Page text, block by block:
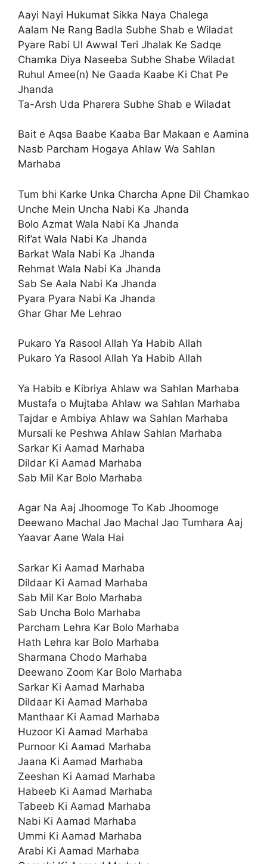
Aayi Nayi Hukumat Sikka Naya Chalega
Aalam Ne Rang Badla Subhe Shab e Wiladat
Pyare Rabi Ul Awwal Teri Jhalak Ke Sadqe
Chamka Diya Naseeba Subhe Shabe Wiladat
Ruhul Amee(n) Ne Gaada Kaabe Ki Chat Pe
Jhanda
Ta-Arsh Uda Pharera Subhe Shab e Wiladat
Bait e Aqsa Baabe Kaaba Bar Makaan e Aamina
Nasb Parcham Hogaya Ahlaw Wa Sahlan
Marhaba
Tum bhi Karke Unka Charcha Apne Dil Chamkao
Unche Mein Uncha Nabi Ka Jhanda
Bolo Azmat Wala Nabi Ka Jhanda
Rif’at Wala Nabi Ka Jhanda
Barkat Wala Nabi Ka Jhanda
Rehmat Wala Nabi Ka Jhanda
Sab Se Aala Nabi Ka Jhanda
Pyara Pyara Nabi Ka Jhanda
Ghar Ghar Me Lehrao
Pukaro Ya Rasool Allah Ya Habib Allah
Pukaro Ya Rasool Allah Ya Habib Allah
Ya Habib e Kibriya Ahlaw wa Sahlan Marhaba
Mustafa o Mujtaba Ahlaw wa Sahlan Marhaba
Tajdar e Ambiya Ahlaw wa Sahlan Marhaba
Mursali ke Peshwa Ahlaw Sahlan Marhaba
Sarkar Ki Aamad Marhaba
Dildar Ki Aamad Marhaba
Sab Mil Kar Bolo Marhaba
Agar Na Aaj Jhoomoge To Kab Jhoomoge
Deewano Machal Jao Machal Jao Tumhara Aaj
Yaavar Aane Wala Hai
Sarkar Ki Aamad Marhaba
Dildaar Ki Aamad Marhaba
Sab Mil Kar Bolo Marhaba
Sab Uncha Bolo Marhaba
Parcham Lehra Kar Bolo Marhaba
Hath Lehra kar Bolo Marhaba
Sharmana Chodo Marhaba
Deewano Zoom Kar Bolo Marhaba
Sarkar Ki Aamad Marhaba
Dildaar Ki Aamad Marhaba
Manthaar Ki Aamad Marhaba
Huzoor Ki Aamad Marhaba
Purnoor Ki Aamad Marhaba
Jaana Ki Aamad Marhaba
Zeeshan Ki Aamad Marhaba
Habeeb Ki Aamad Marhaba
Tabeeb Ki Aamad Marhaba
Nabi Ki Aamad Marhaba
Ummi Ki Aamad Marhaba
Arabi Ki Aamad Marhaba